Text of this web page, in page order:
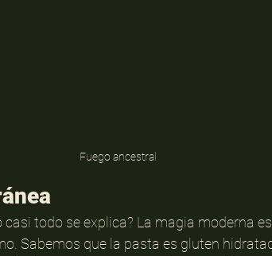
Fuego ancestral
todo se explica? La magia moderna es
Sabemos que la pasta es gluten